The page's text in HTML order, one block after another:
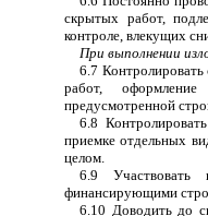
скрытых работ,
контроле, влекущих
При выполнении
6.7
работ,
предусмотренной
6.8
приемке отдельных
целом.
6.9 Участвовать
финансирующими
6.10 Доводить до